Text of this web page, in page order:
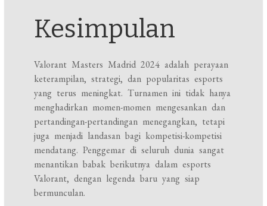
Kesimpulan
Valorant Masters Madrid 2024 adalah perayaan
keterampilan, strategi, dan popularitas esports
yang terus meningkat. Turnamen ini tidak hanya
menghadirkan momen-momen mengesankan dan
pertandingan-pertandingan menegangkan, tetapi
juga menjadi landasan bagi kompetisi-kompetisi
mendatang. Penggemar di seluruh dunia sangat
menantikan babak berikutnya dalam esports
Valorant, dengan legenda baru yang siap
bermunculan.